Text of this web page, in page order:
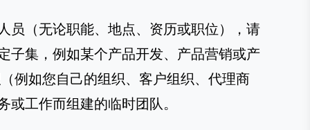
员（无论职能、地点、资历或职位），请
子集，例如某个产品开发、产品营销或产
例如您自己的组织、客户组织、代理商
工作而组建的临时团队。